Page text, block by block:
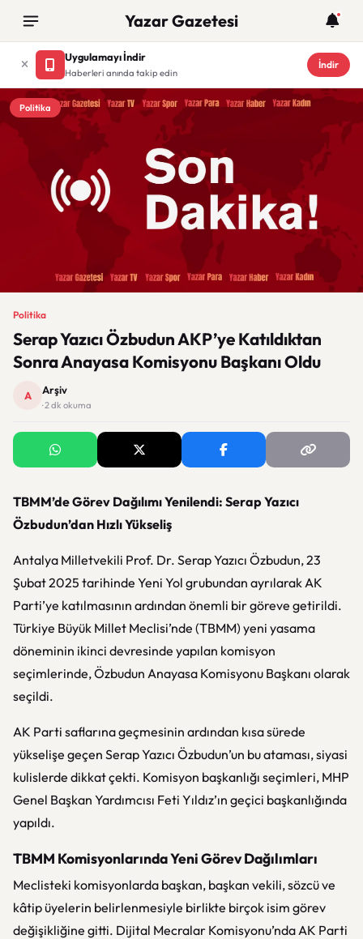
Yazar Gazetesi
Uygulamayı İndir
Haberleri anında takip edin
İndir
Politika
Politika
Serap Yazıcı Özbudun AKP’ye Katıldıktan
Sonra Anayasa Komisyonu Başkanı Oldu
A Arşiv
· 2 dk okuma
TBMM’de Görev Dağılımı Yenilendi: Serap Yazıcı
Özbudun’dan Hızlı Yükseliş
Antalya Milletvekili Prof. Dr. Serap Yazıcı Özbudun, 23
Şubat 2025 tarihinde Yeni Yol grubundan ayrılarak AK
Parti’ye katılmasının ardından önemli bir göreve getirildi.
Türkiye Büyük Millet Meclisi’nde (TBMM) yeni yasama
döneminin ikinci devresinde yapılan komisyon
seçimlerinde, Özbudun Anayasa Komisyonu Başkanı olarak
seçildi.
AK Parti saflarına geçmesinin ardından kısa sürede
yükselişe geçen Serap Yazıcı Özbudun’un bu ataması, siyasi
kulislerde dikkat çekti. Komisyon başkanlığı seçimleri, MHP
Genel Başkan Yardımcısı Feti Yıldız’ın geçici başkanlığında
yapıldı.
TBMM Komisyonlarında Yeni Görev Dağılımları
Meclisteki komisyonlarda başkan, başkan vekili, sözcü ve
kâtip üyelerin belirlenmesiyle birlikte birçok isim görev
değişikliğine gitti. Dijital Mecralar Komisyonu’nda AK Parti